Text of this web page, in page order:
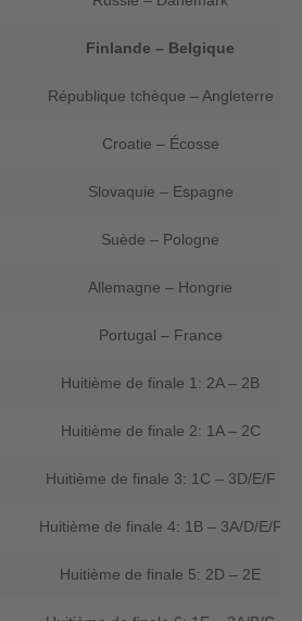
Finlande – Belgique
République tchèque – Angleterre
Croatie – Écosse
Slovaquie – Espagne
Suède – Pologne
Allemagne – Hongrie
Portugal – France
Huitième de finale 1: 2A – 2B
Huitième de finale 2: 1A – 2C
Huitième de finale 3: 1C – 3D/E/F
Huitième de finale 4: 1B – 3A/D/E/F
Huitième de finale 5: 2D – 2E